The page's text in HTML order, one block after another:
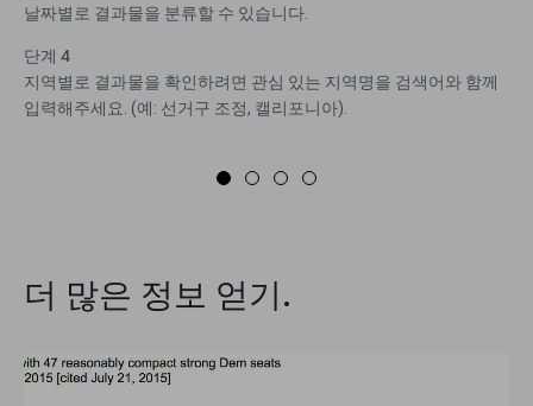
날짜별로 결과물을 분류할 수 있습니다.
단계 4
지역별로 결과물을 확인하려면 관심 있는 지역명을 검색어와 함께
입력해주세요. (예: 선거구 조정, 캘리포니아).
더 많은 정보 얻기.